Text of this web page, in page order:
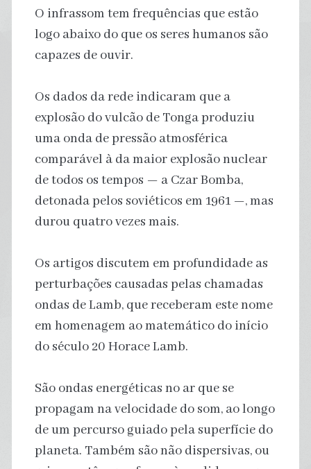
O infrassom tem frequências que estão
logo abaixo do que os seres humanos são
capazes de ouvir.
Os dados da rede indicaram que a
explosão do vulcão de Tonga produziu
uma onda de pressão atmosférica
comparável à da maior explosão nuclear
de todos os tempos — a Czar Bomba,
detonada pelos soviéticos em 1961 —, mas
durou quatro vezes mais.
Os artigos discutem em profundidade as
perturbações causadas pelas chamadas
ondas de Lamb, que receberam este nome
em homenagem ao matemático do início
do século 20 Horace Lamb.
São ondas energéticas no ar que se
propagam na velocidade do som, ao longo
de um percurso guiado pela superfície do
planeta. Também são não dispersivas, ou